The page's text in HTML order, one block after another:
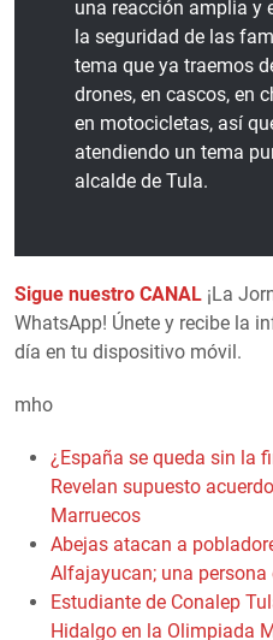
una reacción amplia y
la seguridad de las
tema que ya traemos
drones, en cascos, en
en motocicletas, así
atendiendo un tema
alcalde de Tula.
Sigue nuestro CANAL ¡La
WhatsApp! Únete y recibe la
día en tu dispositivo móvil.
mho
¿España se queda sin la
Revelan supuesto
Marruecos
Abejas atacan a
Alfajayucan; una persona
Estudiante de Conalep
Hidalgo en la Olimpiada